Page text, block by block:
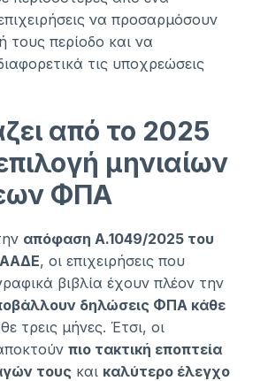
να προσαρμόσουν
τους περίοδο και να
τις υποχρεώσεις
από το 2025
μηνιαίων
ΦΠΑ
απόφαση Α.1049/2025 του
ΑΑΔΕ, οι επιχειρήσεις που
βιβλία έχουν πλέον την
δηλώσεις ΦΠΑ κάθε
τρεις μήνες. Έτσι, οι
πιο τακτική εποπτεία
τους και καλύτερο έλεγχο